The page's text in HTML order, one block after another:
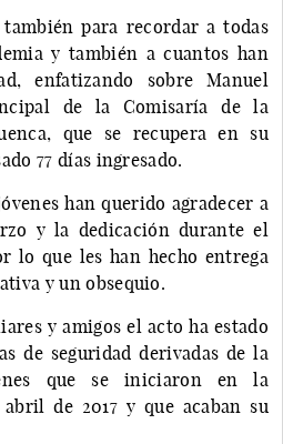
también para recordar a todas
y también a cuantos han
enfatizando sobre Manuel
de la Comisaría de la
que se recupera en su
77 días ingresado.
han querido agradecer a
y la dedicación durante el
lo que les han hecho entrega
y un obsequio.
y amigos el acto ha estado
de seguridad derivadas de la
que se iniciaron en la
de 2017 y que acaban su